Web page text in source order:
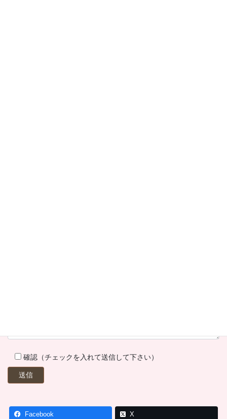
確認（チェックを入れて送信して下さい）
Facebook X